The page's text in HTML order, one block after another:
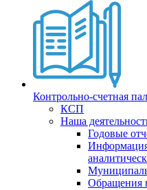
Контрольно-счетная
КСП
Наша
Годовые
Обращения